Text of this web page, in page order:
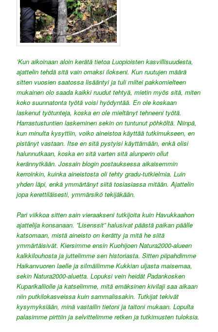
’Kun aikoinaan aloin kerätä tietoa Luopioisten kasvillisuudesta,
ajattelin tehdä sitä vain omaksi ilokseni. Kun ruutujen määrä
sitten vuosien saatossa lisääntyi ja tuli miltei pakkomielteen
mukainen olo saada kaikki ruudut tehtyä, mietin myös sitä, miten
koko suunnatonta työtä voisi hyödyntää. En ole koskaan
laskenut työtunteja, koska en ole mieltänyt tehneeni työtä.
Harrastustuntien laskeminen sekin on tuntunut pöhköltä. Niinpä,
kun minulta kysyttiin, voiko aineistoa käyttää tutkimukseen, en
pistänyt vastaan. Itse en sitä pystyisi käyttämään, enkä olisi
halunnutkaan, koska en sitä varten sitä alunperin ollut
kerännytkään. Jossain blogin postauksessa aikaisemmin
kerroinkin, kuinka aineistosta oli tehty gradu-tutkielmia. Luin
yhden läpi, enkä ymmärtänyt siitä tosiasiassa mitään. Ajattelin
jopa kerettiläisesti, ymmärsikö tekijäkään.
Pari viikkoa sitten sain vieraakseni tutkijoita kuin Havukkaahon
ajattelija konsanaan. ”Lisenssit” halusivat päästä paikan päälle
katsomaan, mistä aineisto on kerätty ja mitä he siitä
ymmärtäisivät. Kiersimme ensin Kuohijoen Natura2000-alueen
kalkkilouhosta ja juttelimme sen historiasta. Sitten piipahdimme
Haikanvuoren laelle ja silmäilimme Kukkian uljasta maisemaa,
sekin Natura2000-aluetta. Lopuksi vein heidät Padankosken
Kuparikalliolle ja katselimme, mitä emäksinen kivilaji saa aikaan
niin putkilokasveissa kuin sammalissakin. Tutkijat tekivät
kysymyksiään, minä vastailin tietoni ja taitoni mukaan. Lopulta
palasimme pirttiin ja selvittelimme retken ja tutkimusten tuloksia.